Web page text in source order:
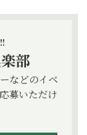
部
などのイベ
募いただけ